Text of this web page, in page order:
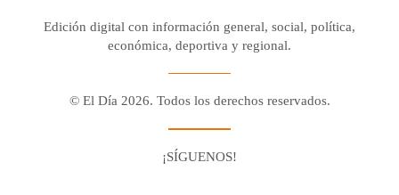
Edición digital con información general, social, política,
económica, deportiva y regional.
© El Día 2026. Todos los derechos reservados.
¡SÍGUENOS!